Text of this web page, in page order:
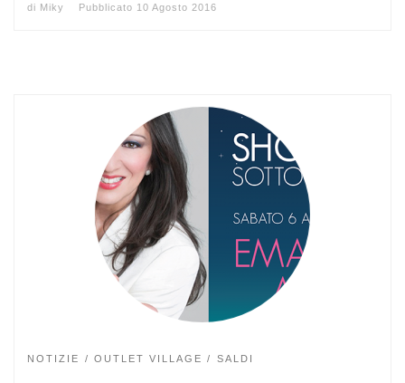
di Miky Pubblicato 10 Agosto 2016
NOTIZIE OUTLET VILLAGE SALDI